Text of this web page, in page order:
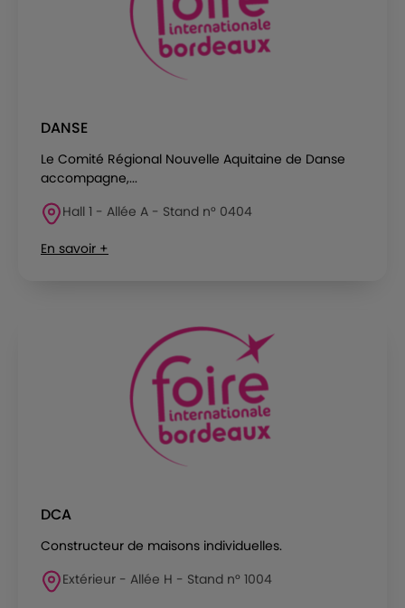
DANSE
Le Comité Régional Nouvelle Aquitaine de Danse
accompagne,...
Hall 1 - Allée A - Stand n° 0404
En savoir +
DCA
Constructeur de maisons individuelles.
Extérieur - Allée H - Stand n° 1004